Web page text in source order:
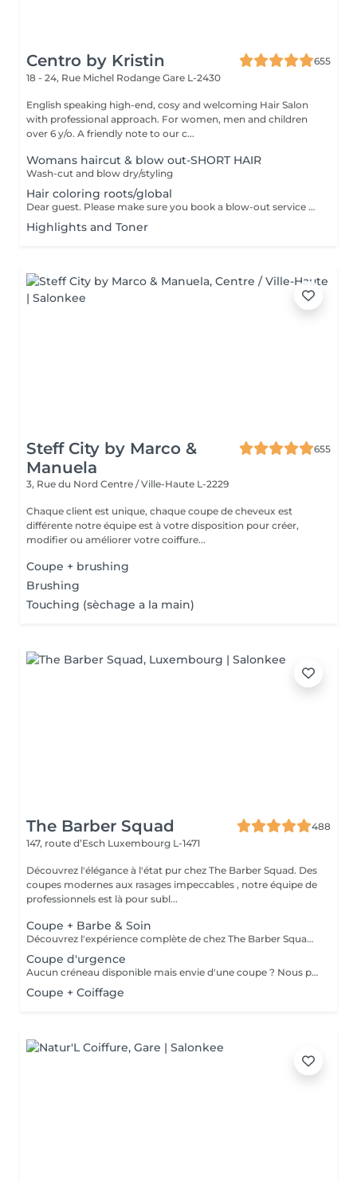
Centro by Kristin
655
18 - 24, Rue Michel Rodange Gare L-2430
English speaking high-end, cosy and welcoming Hair Salon
with professional approach. For women, men and children
over 6 y/o. A friendly note to our c...
Womans haircut & blow out-SHORT HAIR
Wash-cut and blow dry/styling
Hair coloring roots/global
Dear guest. Please make sure you book a blow-out service after your color service, that is additional 30 minutes to the total service. Thank you for understanding. Team Centro
Highlights and Toner
Steff City by Marco &
Manuela
655
3, Rue du Nord Centre / Ville-Haute L-2229
Chaque client est unique, chaque coupe de cheveux est
différente notre équipe est à votre disposition pour créer,
modifier ou améliorer votre coiffure...
Coupe + brushing
Brushing
Touching (sèchage a la main)
The Barber Squad
488
147, route d’Esch Luxembourg L-1471
Découvrez l'élégance à l'état pur chez The Barber Squad. Des
coupes modernes aux rasages impeccables , notre équipe de
professionnels est là pour subl...
Coupe + Barbe & Soin
Découvrez l'expérience complète de chez The Barber Squad ! Shampooing & soins profonds + Coupe complète + Coiffage. Taille de Barbe & Contours à la lame & soins régénérant + Serviette Chaude & Froide + Nettoyage exfoliant du visage + Vapeur + Massage Relaxant + After Shave + Huile à barbe + Hydratation de la peau . Pour que votre expérience chez nous soit optimal , une boisson de votre choix vous est offerte !
Coupe d'urgence
Aucun créneau disponible mais envie d'une coupe ? Nous pouvons vous proposer un rendez-vous avant ou après nos horaires, ou durant la pause. Pour cette prestation, merci de contacter directement le shop.
Coupe + Coiffage